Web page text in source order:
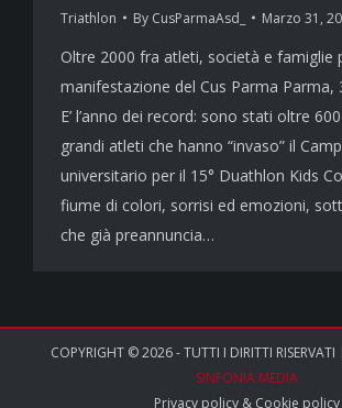
Triathlon By CusParmaAsd_ Marzo 31,
Oltre 2000 fra atleti, società e famiglie
manifestazione del Cus Parma Parma,
E’ l’anno dei record: sono stati oltre
grandi atleti che hanno “invaso” il
universitario per il 15° Duathlon Kids
fiume di colori, sorrisi ed emozioni,
che già preannuncia…
COPYRIGHT © 2026 - TUTTI I DIRITTI
SINFONIA MEDIA
Privacy policy& Cookie policy